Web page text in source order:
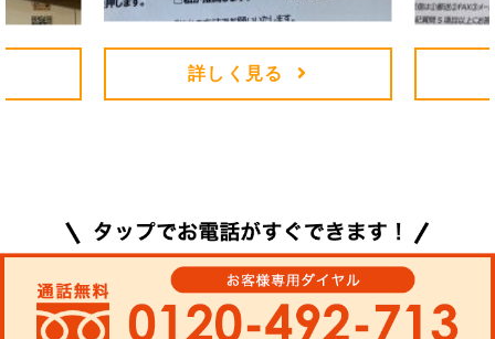
詳しく見る